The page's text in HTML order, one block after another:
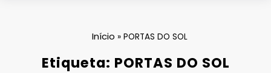
Início » PORTAS DO SOL
Etiqueta: PORTAS DO SOL